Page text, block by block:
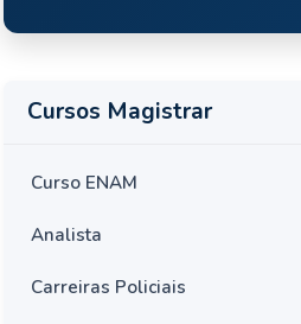
Cursos Magistrar
Curso ENAM
Analista
Carreiras Policiais